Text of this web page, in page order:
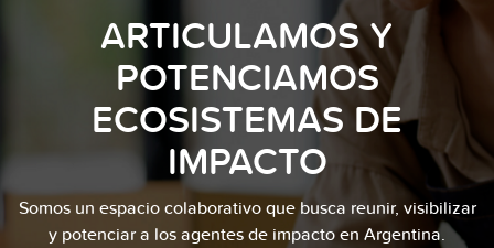
ARTICULAMOS Y
POTENCIAMOS
ECOSISTEMAS DE
IMPACTO
Somos un espacio colaborativo que busca reunir, visibilizar
y potenciar a los agentes de impacto en Argentina.